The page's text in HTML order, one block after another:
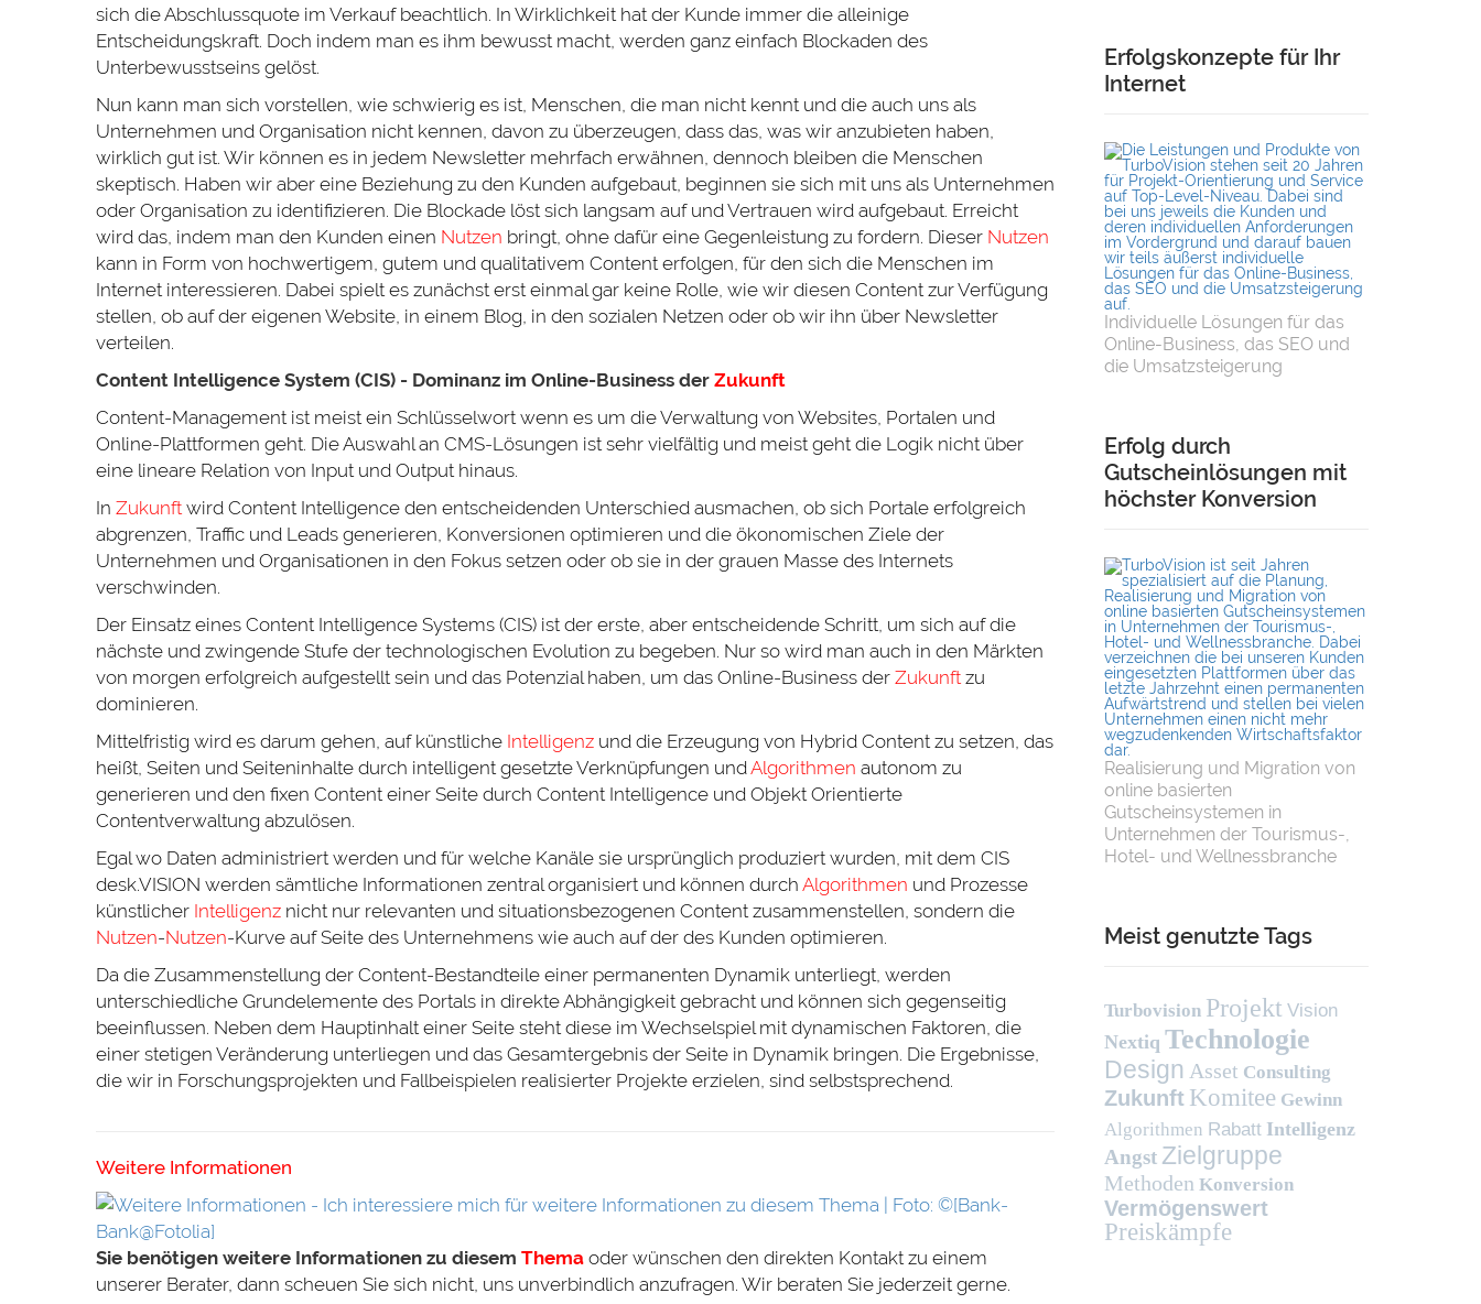
sich die Abschlussquote im Verkauf beachtlich. In Wirklichkeit hat der Kunde immer die alleinige
Entscheidungskraft. Doch indem man es ihm bewusst macht, werden ganz einfach Blockaden des
Unterbewusstseins gelöst.
Nun kann man sich vorstellen, wie schwierig es ist, Menschen, die man nicht kennt und die auch uns als
Unternehmen und Organisation nicht kennen, davon zu überzeugen, dass das, was wir anzubieten haben,
wirklich gut ist. Wir können es in jedem Newsletter mehrfach erwähnen, dennoch bleiben die Menschen
skeptisch. Haben wir aber eine Beziehung zu den Kunden aufgebaut, beginnen sie sich mit uns als Unternehmen
oder Organisation zu identifizieren. Die Blockade löst sich langsam auf und Vertrauen wird aufgebaut. Erreicht
wird das, indem man den Kunden einen Nutzen bringt, ohne dafür eine Gegenleistung zu fordern. Dieser Nutzen
kann in Form von hochwertigem, gutem und qualitativem Content erfolgen, für den sich die Menschen im
Internet interessieren. Dabei spielt es zunächst erst einmal gar keine Rolle, wie wir diesen Content zur Verfügung
stellen, ob auf der eigenen Website, in einem Blog, in den sozialen Netzen oder ob wir ihn über Newsletter
verteilen.
Content Intelligence System (CIS) - Dominanz im Online-Business der Zukunft
Content-Management ist meist ein Schlüsselwort wenn es um die Verwaltung von Websites, Portalen und
Online-Plattformen geht. Die Auswahl an CMS-Lösungen ist sehr vielfältig und meist geht die Logik nicht über
eine lineare Relation von Input und Output hinaus.
In Zukunftwird Content Intelligence den entscheidenden Unterschied ausmachen, ob sich Portale erfolgreich
abgrenzen, Traffic und Leads generieren, Konversionen optimieren und die ökonomischen Ziele der
Unternehmen und Organisationen in den Fokus setzen oder ob sie in der grauen Masse des Internets
verschwinden.
Der Einsatz eines Content Intelligence Systems (CIS) ist der erste, aber entscheidende Schritt, um sich auf die
nächste und zwingende Stufe der technologischen Evolution zu begeben. Nur so wird man auch in den Märkten
von morgen erfolgreich aufgestellt sein und das Potenzial haben, um das Online-Business der Zukunftzu
dominieren.
Mittelfristig wird es darum gehen, auf künstliche Intelligenz und die Erzeugung von Hybrid Content zu setzen, das
heißt, Seiten und Seiteninhalte durch intelligent gesetzte Verknüpfungen undAlgorithmen autonom zu
generieren und den fixen Content einer Seite durch Content Intelligence und Objekt Orientierte
Contentverwaltung abzulösen.
Egal wo Daten administriert werden und für welche Kanäle sie ursprünglich produziert wurden, mit dem CIS
desk.VISION werden sämtliche Informationen zentral organisiert und können durch Algorithmen und Prozesse
künstlicher Intelligenz nicht nur relevanten und situationsbezogenen Content zusammenstellen, sondern die
Nutzen-Nutzen-Kurve auf Seite des Unternehmens wie auch auf der des Kunden optimieren.
Da die Zusammenstellung der Content-Bestandteile einer permanenten Dynamik unterliegt, werden
unterschiedliche Grundelemente des Portals in direkte Abhängigkeit gebracht und können sich gegenseitig
beeinflussen. Neben dem Hauptinhalt einer Seite steht diese im Wechselspiel mit dynamischen Faktoren, die
einer stetigen Veränderung unterliegen und das Gesamtergebnis der Seite in Dynamik bringen. Die Ergebnisse,
die wir in Forschungsprojekten und Fallbeispielen realisierter Projekte erzielen, sind selbstsprechend.
Weitere Informationen
Sie benötigen weitere Informationen zu diesem Thema oder wünschen den direkten Kontakt zu einem
unserer Berater, dann scheuen Sie sich nicht, uns unverbindlich anzufragen. Wir beraten Sie jederzeit gerne.
Erfolgskonzepte für Ihr
Internet
Individuelle Lösungen für das
Online-Business, das SEO und
die Umsatzsteigerung
Erfolg durch
Gutscheinlösungen mit
höchster Konversion
Realisierung und Migration von
online basierten
Gutscheinsystemen in
Unternehmen der Tourismus-,
Hotel- und Wellnessbranche
Meist genutzte Tags
Turbovision Projekt Vision
Nextiq Technologie
Design Asset Consulting
Zukunft Komitee Gewinn
Algorithmen Rabatt Intelligenz
Angst Zielgruppe
Methoden Konversion
Vermögenswert
Preiskämpfe